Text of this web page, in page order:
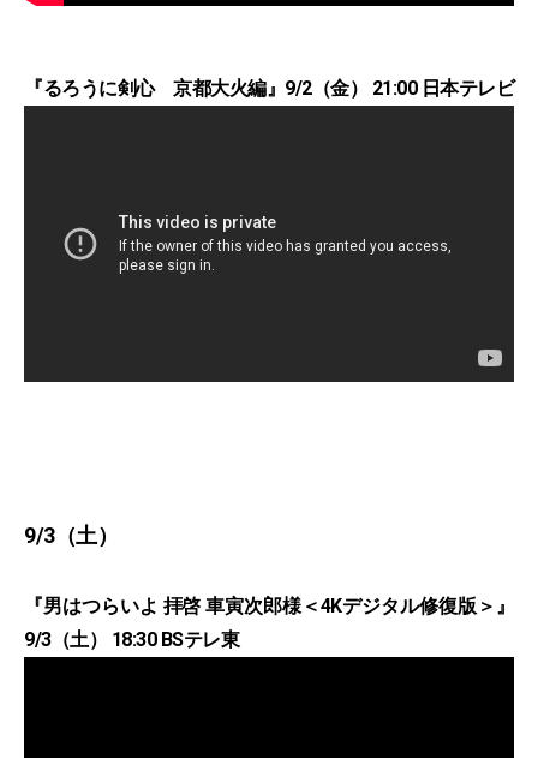
『るろうに剣心 京都大火編』9/2（金） 21:00 日本テレビ
9/3（土）
『男はつらいよ 拝啓 車寅次郎様＜4Kデジタル修復版＞』
9/3（土） 18:30 BSテレ東